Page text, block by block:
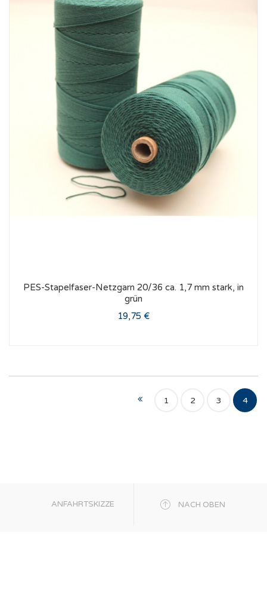
PES-Stapelfaser-Netzgarn 20/36 ca. 1,7 mm stark, in
grün
19,75 €
1 2 3 4
NACH OBEN
ANFAHRTSKIZZE